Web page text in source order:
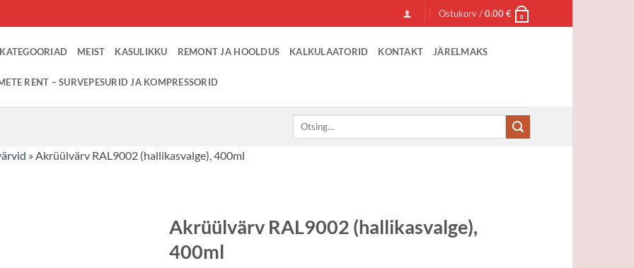
Ostukorv /0.00€ 0
MEIST KASULIKKU REMONT JA HOOLDUS KALKULAATORID KONTAKT JÄRELMAKS
RENT – SURVEPESURID JA KOMPRESSORID
Otsi:
» Akrüülvärv RAL9002 (hallikasvalge), 400ml
Akrüülvärv RAL9002 (hallikasvalge),
400ml